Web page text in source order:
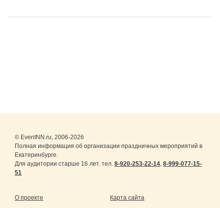
© EventNN.ru, 2006-2026
Полная информация об организации праздничных мероприятий в
Екатеринбурге.
Для аудитории старше 16 лет. тел. 8-920-253-22-14, 8-999-077-15-
51
О проекте Карта сайта